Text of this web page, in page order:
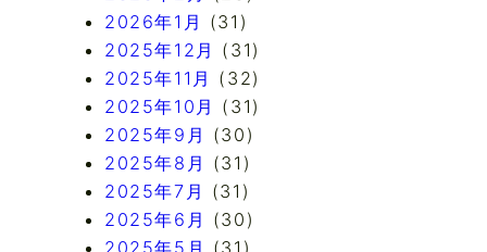
2026年1月 (31)
2025年12月 (31)
2025年11月 (32)
2025年10月 (31)
2025年9月 (30)
2025年8月 (31)
2025年7月 (31)
2025年6月 (30)
2025年5月 (31)